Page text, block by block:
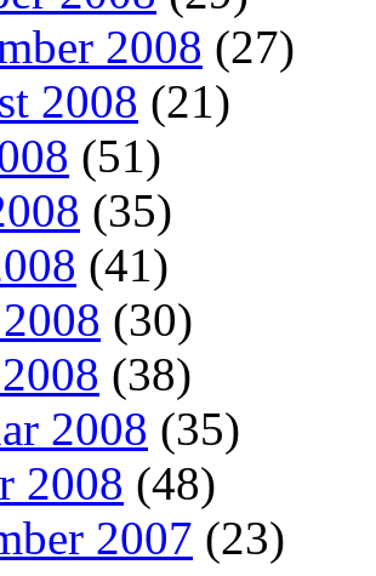
2008 (27)
2008 (21)
(51)
(35)
(41)
(30)
(38)
2008 (35)
2008 (48)
2007 (23)